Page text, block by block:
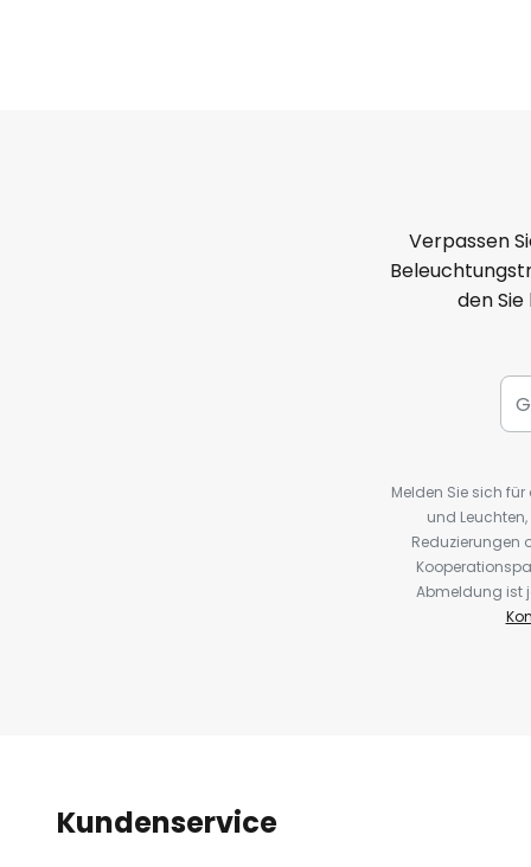
Verpassen
den
Melden Sie sich
und
Reduzierungen
Abmeldung ist
Kundenservice